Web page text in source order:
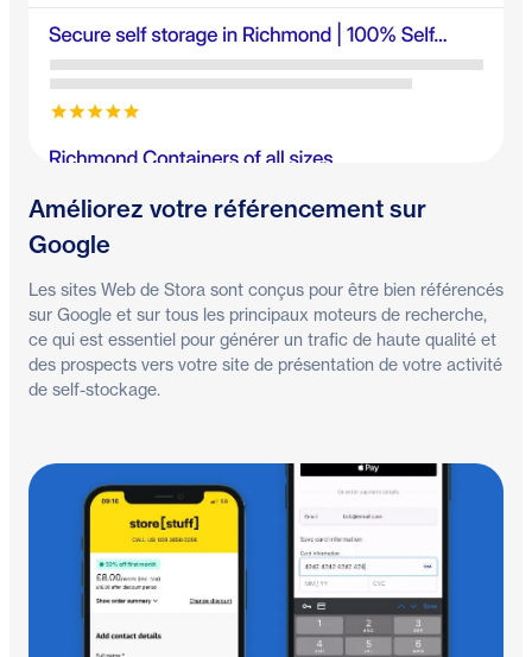
Améliorez votre référencement sur
Google
Les sites Web de Stora sont conçus pour être bien référencés
sur Google et sur tous les principaux moteurs de recherche,
ce qui est essentiel pour générer un trafic de haute qualité et
des prospects vers votre site de présentation de votre activité
de self-stockage.